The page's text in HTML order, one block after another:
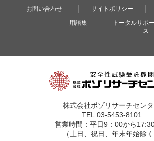
お問い合わせ サイトポリシー
用語集
トータルサポ
ス
株式会社ボゾリサーチセン
TEL:03-5453-8101
営業時間：平日9：00から
（土日、祝日、年末年始除く